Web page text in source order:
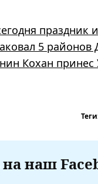
праздник
5
Кохан
наш